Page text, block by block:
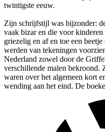
twintigste eeuw.
Zijn schrijfstijl was bijzonder:
vaak bizar en die voor
griezelig en af en toe een
werden van tekeningen
Nederland zowel door de
verschillende malen bekroond.
waren over het algemeen kort
wending aan het eind. De